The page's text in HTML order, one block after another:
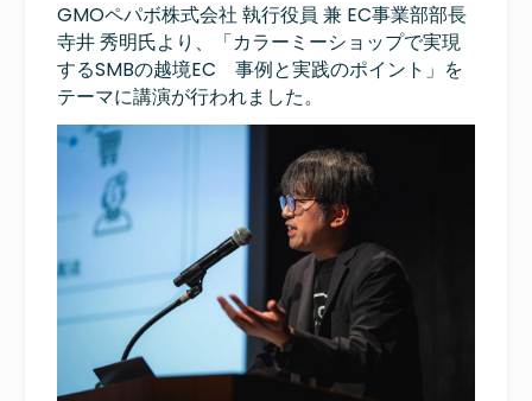
GMOペパボ株式会社 執行役員 兼 EC事業部部長
寺井 秀明氏より、「カラーミーショップで実現
するSMBの越境EC 事例と実践のポイント」を
テーマに講演が行われました。